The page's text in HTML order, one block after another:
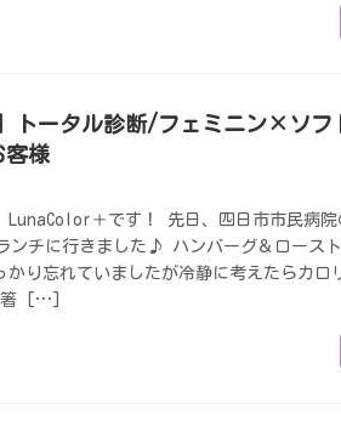
】トータル診断/フェミニン×ソフ
客様
LunaColor＋です！ 先日、四日市市民病院
ランチに行きました♪ ハンバーグ＆ロース
かり忘れていましたが冷静に考えたらカロ
箸 […]